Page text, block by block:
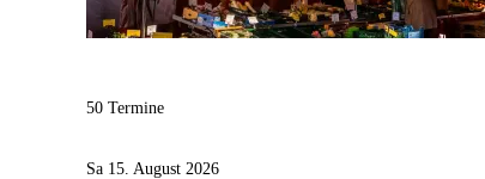
50 Termine
Sa 15. August 2026